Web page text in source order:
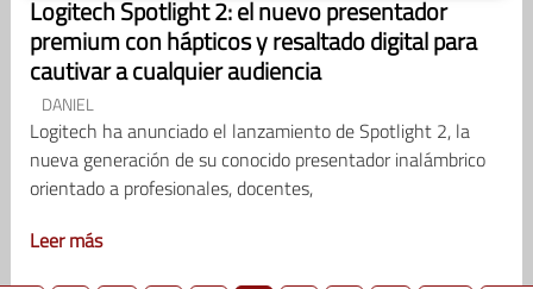
Logitech Spotlight 2: el nuevo presentador
premium con hápticos y resaltado digital para
cautivar a cualquier audiencia
DANIEL
Logitech ha anunciado el lanzamiento de Spotlight 2, la
nueva generación de su conocido presentador inalámbrico
orientado a profesionales, docentes,
Leer más